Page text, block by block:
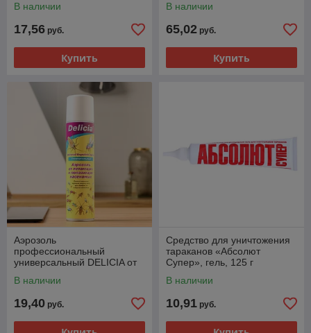
В наличии
17,56 руб.
Купить
В наличии
65,02 руб.
Купить
Аэрозоль
профессиональный
универсальный DELICIA от
насекомых, 400 мл
В наличии
19,40 руб.
Средство для уничтожения
тараканов «Абсолют
Супер», гель, 125 г
В наличии
10,91 руб.